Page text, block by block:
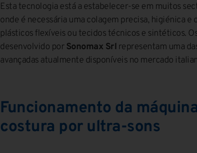
Esta tecnologia está a estabelecer-se em muitos
onde é necessária uma colagem precisa, higiénica e
plásticos flexíveis ou tecidos técnicos e sintéticos.
desenvolvido por Sonomax Srl representam uma
avançadas atualmente disponíveis no mercado
Funcionamento da
costura por ultra-sons